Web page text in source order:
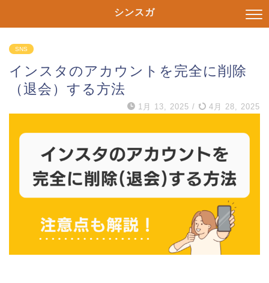
シンスガ
SNS
インスタのアカウントを完全に削除
（退会）する方法
1月 13, 2025 / 4月 28, 2025